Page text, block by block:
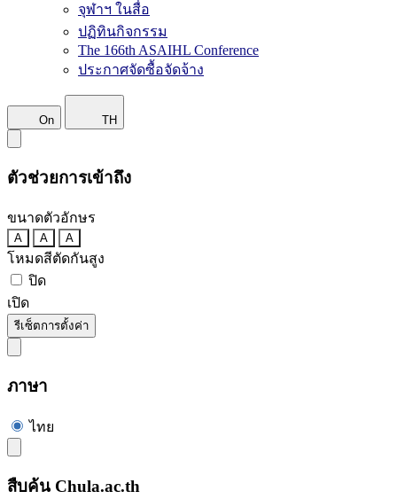
จุฬาฯ ในสื่อ
ปฏิทินกิจกรรม
The 166th ASAIHL Conference
ประกาศจัดซื้อจัดจ้าง
On TH
ตัวช่วยการเข้าถึง
ขนาดตัวอักษร
A A A
โหมดสีตัดกันสูง
ปิด
เปิด
รีเซ็ตการตั้งค่า
ภาษา
ไทย
สืบค้น Chula.ac.th